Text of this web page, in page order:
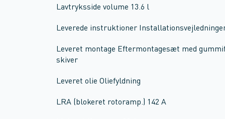
Lavtryksside volume 13.6 l
Leverede instruktioner
Leveret montage Eftermontagesæt med
skiver
Leveret olie Oliefyldning
LRA (blokeret rotoramp.) 142 A